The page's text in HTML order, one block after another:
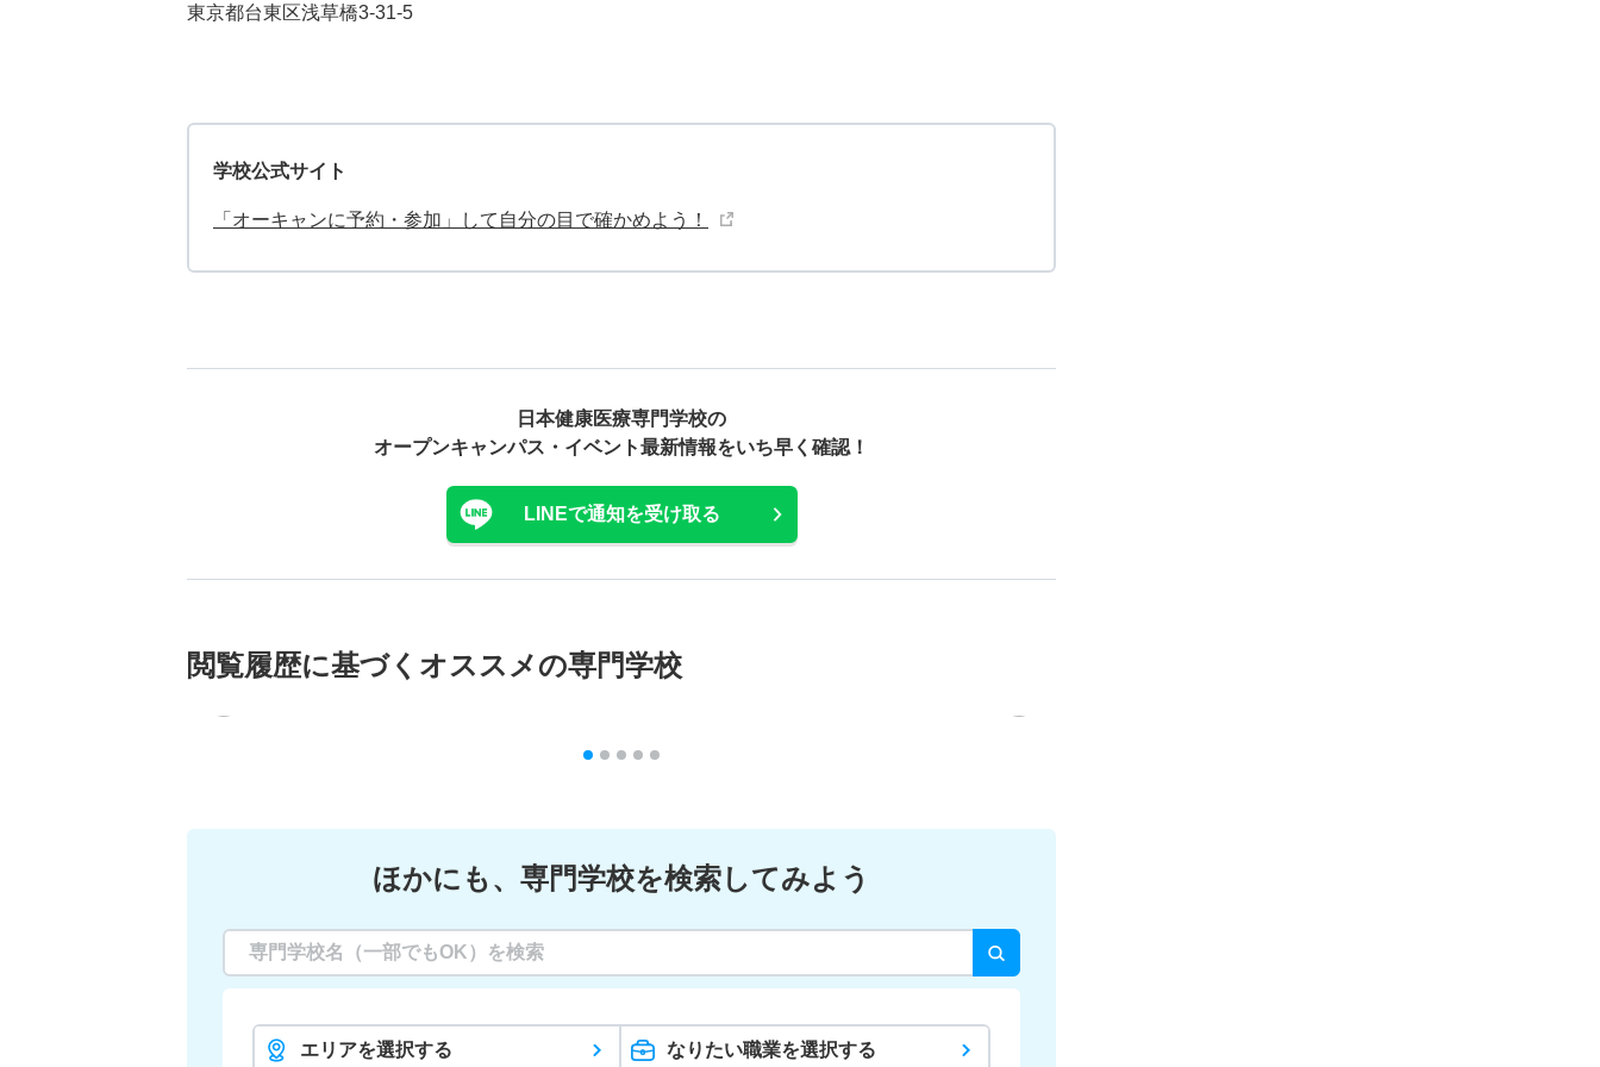
東京都台東区浅草橋3-31-5
学校公式サイト
「オーキャンに予約・参加」して自分の目で確かめよう！
日本健康医療専門学校の
オープンキャンパス・ イベント最新情報をいち早く確認！
LINEで通知を受け取る
閲覧履歴に基づく オススメの専門学校
ほかにも、 専門学校を検索してみよう
エリアを選択する なりたい職業を選択する